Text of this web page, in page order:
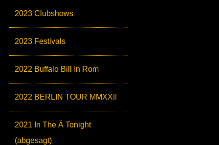
2023 Clubshows
2023 Festivals
2022 Buffalo Bill In Rom
2022 BERLIN TOUR MMXXII
2021 In The Ä Tonight
(abgesagt)